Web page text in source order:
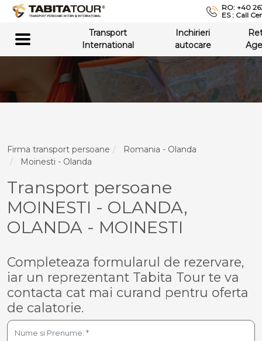
RO: +40
ES : Call
Transport
International
Inchirieri
autocare
Firma transport persoane
Romania - Olanda
Moinesti - Olanda
Transport persoane
MOINESTI - OLANDA,
OLANDA - MOINESTI
Completeaza formularul de rezervare,
iar un reprezentant Tabita Tour te va
contacta cat mai curand pentru oferta
de calatorie.